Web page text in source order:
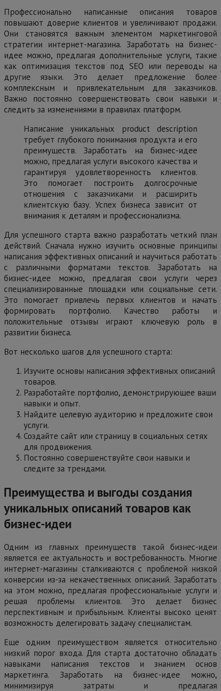
Профессионально написанные описания товаров
повышают доверие клиентов и увеличивают продажи.
Они становятся важным элементом маркетинговой
стратегии интернет-магазина. Заработать на бизнес-
идее можно, предлагая дополнительные услуги, такие
как оптимизация текстов под SEO или переводы на
другие языки. Это делает предложение более
комплексным и привлекательным для заказчиков.
Важно постоянно совершенствовать свои навыки и
следить за изменениями в правилах платформ.
Написание уникальных product description
требует глубокого понимания продукта и его
преимуществ. Заработать на бизнес-идее
можно, предлагая услуги высокого качества и
гарантируя удовлетворенность клиентов.
Это помогает построить долгосрочные
отношения с заказчиками и расширить
клиентскую базу. Успех бизнеса зависит от
внимания к деталям и профессионализма.
Для успешного старта важно разработать четкий план
действий. Сначала нужно изучить основные принципы
написания эффективных описаний и научиться работать
с различными форматами текстов. Заработать на
бизнес-идее можно, предлагая свои услуги через
специализированные площадки или социальные сети.
Это помогает привлечь первых клиентов и начать
формировать портфолио. Качество работы и
положительные отзывы играют ключевую роль в
развитии бизнеса.
Вот несколько шагов для успешного старта:
Изучите основы написания эффективных описаний
товаров.
Разработайте портфолио, демонстрирующее ваши
навыки и опыт.
Найдите целевую аудиторию и предложите свои
услуги.
Создайте сайт или страницу в социальных сетях
для продвижения.
Постоянно совершенствуйте свои навыки и
следите за трендами.
Преимущества и выгоды создания
уникальных описаний товаров как
бизнес-идеи
Одним из главных преимуществ такой бизнес-идеи
является ее актуальность и востребованность. Многие
интернет-магазины сталкиваются с проблемой низкой
конверсии из-за некачественных описаний. Заработать
на этом можно, предлагая профессиональные услуги и
решая проблемы клиентов. Это делает бизнес
перспективным и прибыльным. Клиенты высоко ценят
возможность делегировать задачу специалистам.
Еще одним преимуществом является относительно
низкий порог входа. Для старта достаточно обладать
навыками написания текстов и знанием основ
маркетинга. Заработать на бизнес-идее можно,
минимизируя затраты и предлагая